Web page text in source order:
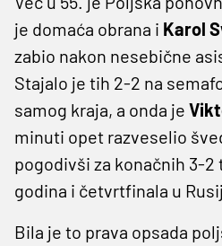
je domaća obrana i Karol
zabio nakon nesebične
Stajalo je tih 2-2 na
samog kraja, a onda je
minuti opet razveselio
pogodivši za konačnih 3-2
godina i četvrtfinala u
Bila je to prava opsada